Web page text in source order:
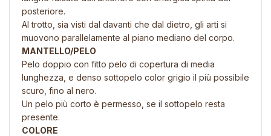
posteriore.
Al trotto, sia visti dal davanti che dal dietro, gli arti si
muovono parallelamente al piano mediano del corpo.
MANTELLO/PELO
Pelo doppio con fitto pelo di copertura di media
lunghezza, e denso sottopelo color grigio il più possibile
scuro, fino al nero.
Un pelo più corto è permesso, se il sottopelo resta
presente.
COLORE